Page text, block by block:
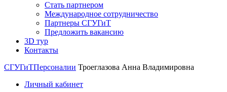
Стать партнером
Международное сотрудничество
Партнеры СГУГиТ
Предложить вакансию
3D тур
Контакты
СГУГиТПерсоналии Троеглазова Анна Владимировна
Личный кабинет